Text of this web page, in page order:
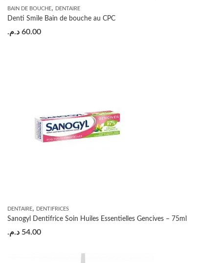
BAIN DE BOUCHE, DENTAIRE
Denti Smile Bain de bouche au CPC
60.00 د.م.
DENTAIRE, DENTIFRICES
Sanogyl Dentifrice Soin Huiles Essentielles Gencives – 75ml
54.00 د.م.